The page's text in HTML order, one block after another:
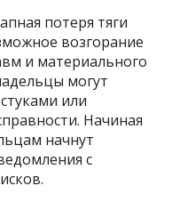
потеря тяги
возгорание
и материального
могут
или
Начиная
начнут
с